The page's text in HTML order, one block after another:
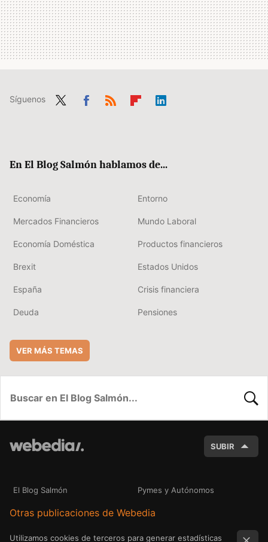
Síguenos
En El Blog Salmón hablamos de...
Economía Entorno
Mercados Financieros Mundo Laboral
Economía Doméstica Productos financieros
Brexit Estados Unidos
España Crisis financiera
Deuda Pensiones
VER MÁS TEMAS
SUBIR
El Blog Salmón Pymes y Autónomos
Otras publicaciones de Webedia
Utilizamos cookies de terceros para generar estadísticas